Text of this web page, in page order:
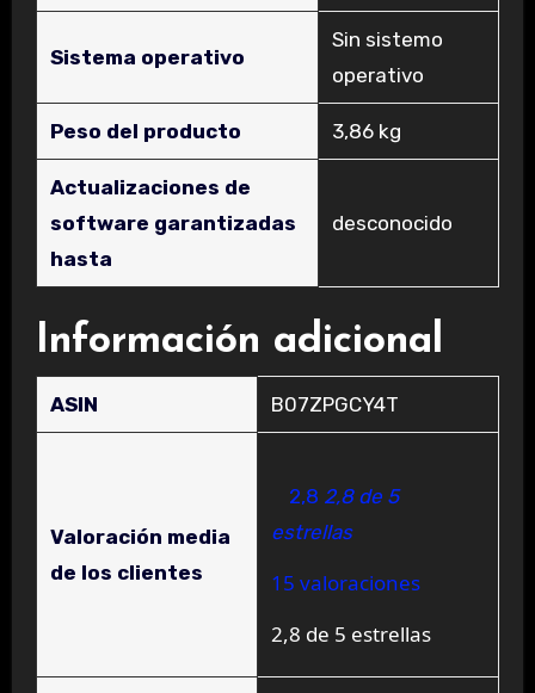
Sistema operativo
‎Sin sistemo
operativo
Peso del producto ‎3,86 kg
Actualizaciones de
software garantizadas
hasta
‎desconocido
Información adicional
ASIN B07ZPGCY4T
Valoración media
de los clientes
2,8 2,8 de 5
estrellas
15 valoraciones
2,8 de 5 estrellas